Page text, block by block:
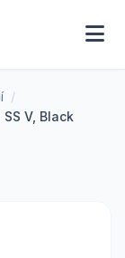
SS V, Black